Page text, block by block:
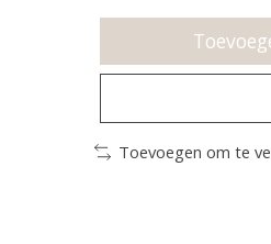
Toevoegen om te